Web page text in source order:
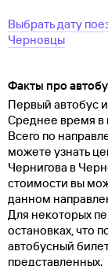
Выбрать дату
Черновцы
Факты про
Первый автобус
Среднее время в
Всего по
можете узнать
Чернигова в
стоимости вы
данном
Для некоторых
остановках, что
автобусный
представленных.